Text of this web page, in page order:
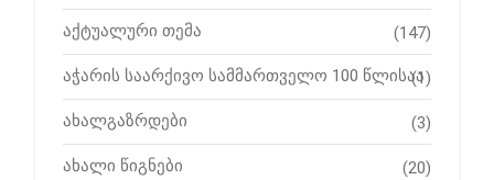
აქტუალური თემა (147)
აჭარის საარქივო სამმართველო 100 წლისაა
(1)
ახალგაზრდები (3)
ახალი წიგნები (20)